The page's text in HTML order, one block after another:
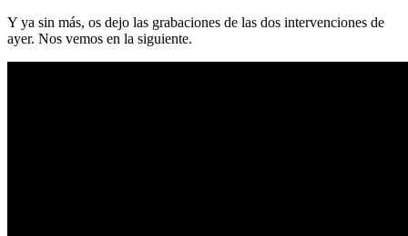
Y ya sin más, os dejo las grabaciones de las dos intervenciones de
ayer. Nos vemos en la siguiente.